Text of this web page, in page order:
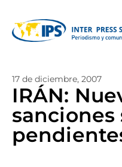
17 de diciembre, 2007
IRÁN:
sanciones